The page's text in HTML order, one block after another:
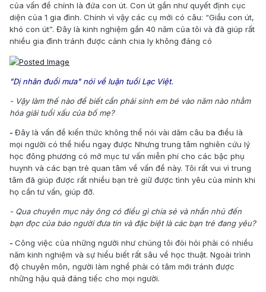
của vấn đề chính là đứa con út. Con út gần như quyết định cục
diện của 1 gia đình. Chính vì vậy các cụ mới có câu: “Giầu con út,
khó con út”. Đây là kinh nghiệm gần 40 năm của tôi và đã giúp rất
nhiều gia đình tránh được cảnh chia ly không đáng có
"Dị nhân đuổi mưa" nói về luận tuổi Lạc Việt.
- Vậy làm thế nào để biết cần phải sinh em bé vào năm nào nhằm
hóa giải tuổi xấu của bố mẹ?
- Đây là vấn đề kiến thức không thể nói vài dăm câu ba điều là
mọi người có thể hiểu ngay được Nhưng trung tâm nghiên cứu lý
học đông phương có mở mục tư vấn miễn phí cho các bậc phụ
huynh và các bạn trẻ quan tâm về vấn đề này. Tôi rất vui vì trung
tâm đã giúp được rất nhiều bạn trẻ giữ được tình yêu của mình khi
họ cần tư vấn, giúp đỡ.
- Qua chuyên mục này ông có điều gì chia sẻ và nhắn nhủ đến
bạn đọc của báo người đưa tin và đặc biệt là các bạn trẻ đang yêu?
- Công việc của những người như chúng tôi đòi hỏi phải có nhiều
năm kinh nghiệm và sự hiểu biết rất sâu về học thuật. Ngoài trình
độ chuyên môn, người làm nghề phải có tâm mới tránh được
những hậu quả đáng tiếc cho mọi người.